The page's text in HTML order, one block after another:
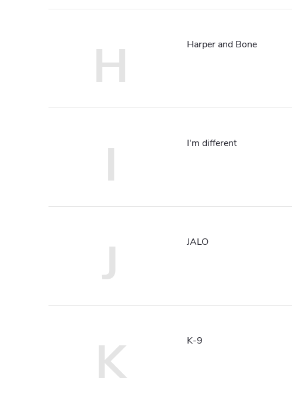
H Harper and Bone
I I'm different
J JALO
K K-9